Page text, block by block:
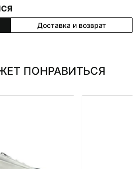
Доставка и возврат
ПОНРАВИТЬСЯ